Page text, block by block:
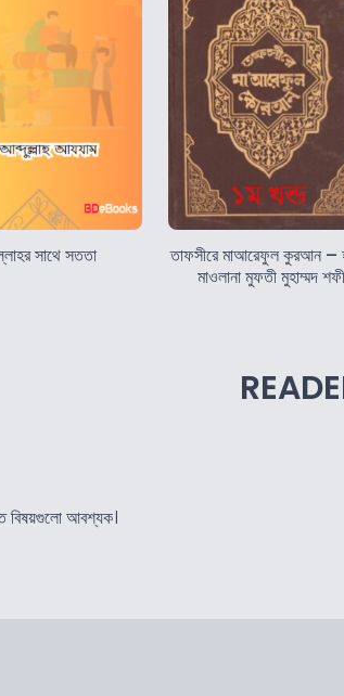
সাথে সততা
তাফসীরে মাআরেফুল কুরআন –
মাওলানা মুফতী মুহাম্মদ শফী
বিষয়গুলো আবশ্যক।